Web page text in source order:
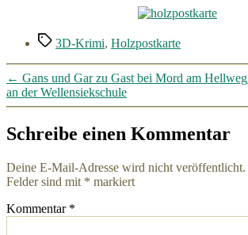
Schlagwörter
3D-Krimi, Holzpostkarte
← Gans und Gar zu Gast bei Mord am Hellweg
an der Wellensiekschule
Schreibe einen Kommentar
Deine E-Mail-Adresse wird nicht veröffentlicht.
Felder sind mit * markiert
Kommentar *